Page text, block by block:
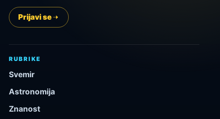
Prijavi se
RUBRIKE
Svemir
Astronomija
Znanost